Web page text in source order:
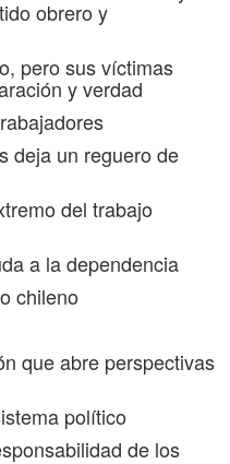
obrero y
pero sus víctimas
y verdad
deja un reguero de
del trabajo
a la dependencia
chileno
que abre perspectivas
político
de los